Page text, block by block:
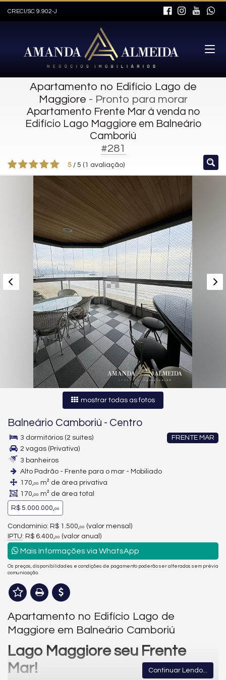
CRECI/SC 9.902-J
Apartamento no Edifício Lago de
Maggiore - Pronto para morar
Apartamento Frente Mar à venda no
Edifício Lago Maggiore em Balneário
Camboriú
#281
5 / 5 ( 1 avaliação)
mostrar todas as fotos
Balneário Camboriú - Centro
FRENTE MAR
3 dormitórios (2 suítes)
2 vagas (Privativa)
3 banheiros
Alto Padrão - Frente para o mar - Mobiliado
170,00 m² de área privativa
170,00 m² de área total
R$ 5.000.000,00
Condomínio: R$ 1.500, 00 (valor mensal)
IPTU: R$ 6.400, 00 (valor anual)
Mais Informações via WhatsApp
Os preços, disponibilidades e condições de pagamento poderão ser alterados sem prévia
comunicação.
Apartamento no Edifício Lago de
Maggiore em Balneário Camboriú
Lago Maggiore seu Frente
Mar!
Continuar Lendo...